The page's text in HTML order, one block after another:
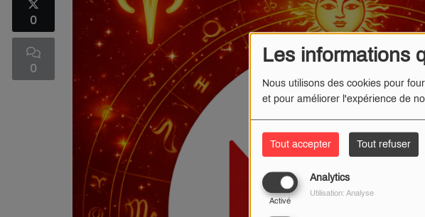
Les informations
Nous utilisons des cookies pour
et pour améliorer l'expérience de
Tout accepter Tout refuser
Analytics
Activé
Utilisation: Analyse
0
0